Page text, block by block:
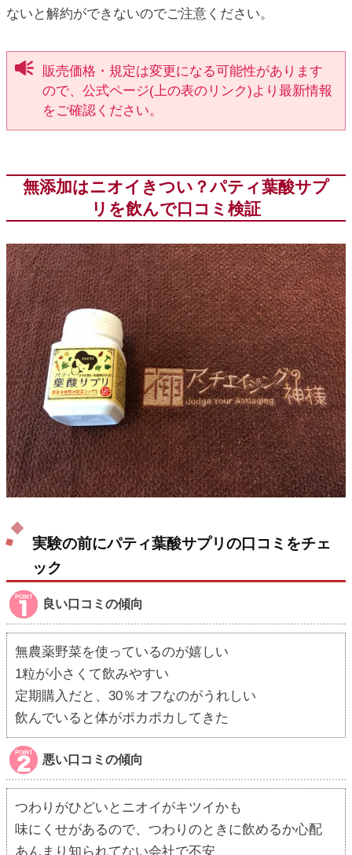
ないと解約ができないのでご注意ください。
販売価格・規定は変更になる可能性があります
ので、公式ページ(上の表のリンク)より最新情報
をご確認ください。
無添加はニオイきつい？パティ葉酸サプ
リを飲んで口コミ検証
実験の前にパティ葉酸サプリの口コミをチェ
ック
良い口コミの傾向
無農薬野菜を使っているのが嬉しい
1粒が小さくて飲みやすい
定期購入だと、30％オフなのがうれしい
飲んでいると体がポカポカしてきた
悪い口コミの傾向
つわりがひどいとニオイがキツイかも
味にくせがあるので、つわりのときに飲めるか心配
あんまり知られてない会社で不安